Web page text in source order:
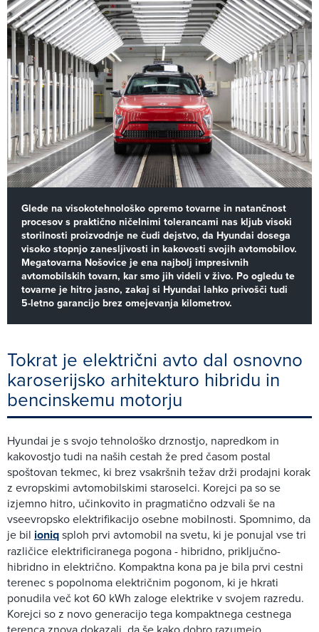
Glede na visokotehnološko opremo tovarne in natančnost
procesov s praktično ničelnimi tolerancami nas kljub visoki
storilnosti proizvodnje ne čudi dejstvo, da Hyundai dosega
visoko stopnjo zanesljivosti in kakovosti svojih avtomobilov.
Megatovarna Nošovice je ena najbolj impresivnih
avtomobilskih tovarn, kar smo jih videli v živo. Po ogledu te
tovarne je hitro jasno, zakaj si Hyundai lahko privošči tudi
5-letno garancijo brez omejevanja kilometrov.
Tokrat je električni avto dal osnovno
karoserijsko arhitekturo hibridu in
bencinskemu motorju
Hyundai je s svojo tehnološko drznostjo, napredkom in
kakovostjo tudi na naših cestah že pred časom postal
spoštovan tekmec, ki brez vsakršnih težav drži prodajni korak
z evropskimi avtomobilskimi staroselci. Korejci pa so se
izjemno hitro, učinkovito in pragmatično odzvali še na
vseevropsko elektrifikacijo osebne mobilnosti. Spomnimo, da
je bil ioniqsploh prvi avtomobil na svetu, ki je ponujal vse tri
različice elektrificiranega pogona - hibridno, priključno-
hibridno in električno. Kompaktna kona pa je bila prvi cestni
terenec s popolnoma električnim pogonom, ki je hkrati
ponudila več kot 60 kWh zaloge elektrike v svojem razredu.
Korejci so z novo generacijo tega kompaktnega cestnega